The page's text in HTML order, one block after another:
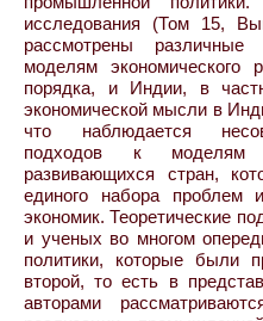
исследования (Том 15,
рассмотрены
моделям экономического
порядка, и Индии, в
экономической мысли в
что наблюдается
подходов к моделям
развивающихся стран,
единого набора проблем
экономик. Теоретические
и ученых во многом
политики, которые были
второй, то есть в
авторами